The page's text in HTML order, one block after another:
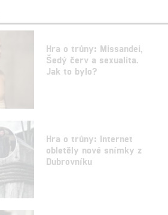
Hra o trůny: Missandei,
Šedý červ a sexualita.
Jak to bylo?
Hra o trůny: Internet
obletěly nové snímky z
Dubrovníku